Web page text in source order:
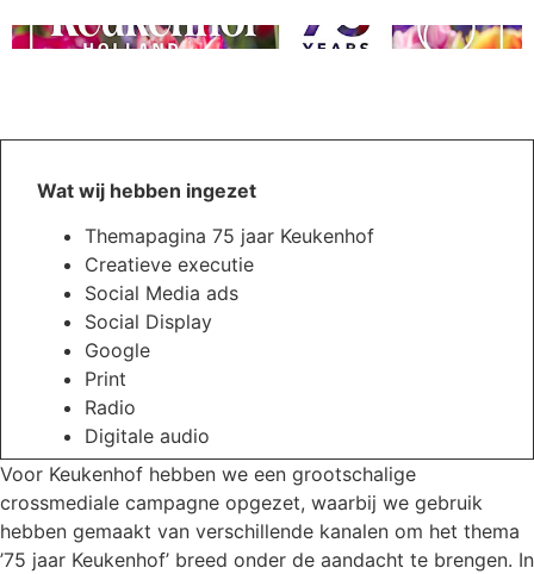
Wat wij hebben ingezet
Themapagina 75 jaar Keukenhof
Creatieve executie
Social Media ads
Social Display
Google
Print
Radio
Digitale audio
Voor Keukenhof hebben we een grootschalige
crossmediale campagne opgezet, waarbij we gebruik
hebben gemaakt van verschillende kanalen om het thema
’75 jaar Keukenhof’ breed onder de aandacht te brengen. In